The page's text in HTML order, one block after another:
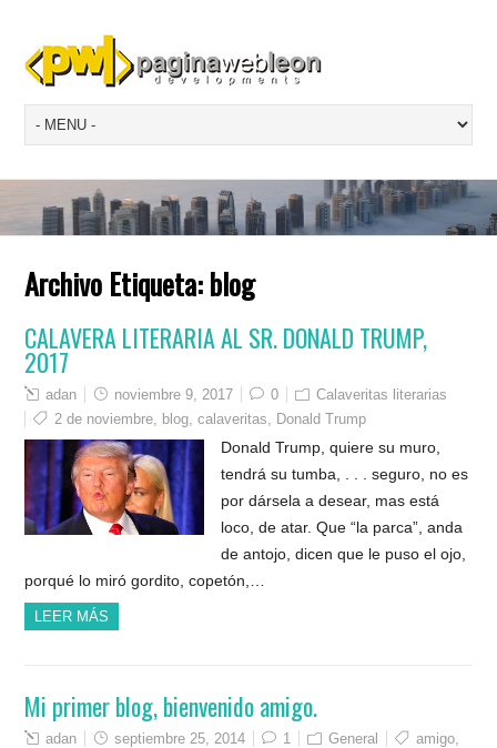
Archivo Etiqueta:blog
CALAVERA LITERARIA AL SR. DONALD TRUMP,
2017
adan noviembre 9, 2017 0
Calaveritas literarias
2 de noviembre
blog ,calaveritas Donald Trump
Donald Trump, quiere su muro,
tendrá su tumba, . . . seguro, no es
por dársela a desear, mas está
loco, de atar. Que “la parca”, anda
de antojo, dicen que le puso el ojo,
porqué lo miró gordito, copetón,…
LEER MÁS
Mi primer blog, bienvenido amigo.
adan septiembre 25, 2014 1 General amigo